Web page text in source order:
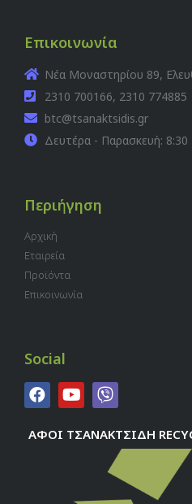
Επικοινωνία
Νέα Μοναστηρίου 89,
2310 700166, 2310 774885
btc@tsanaktsidis.gr
Δευτέρα - Παρασκευή: 8:30
Περιήγηση
Αρχική
Εταιρεία
Προϊόντα
Επικοινωνία
Social
ΑΦΟΙ ΤΣΑΝΑΚΤΣΙΔΗ